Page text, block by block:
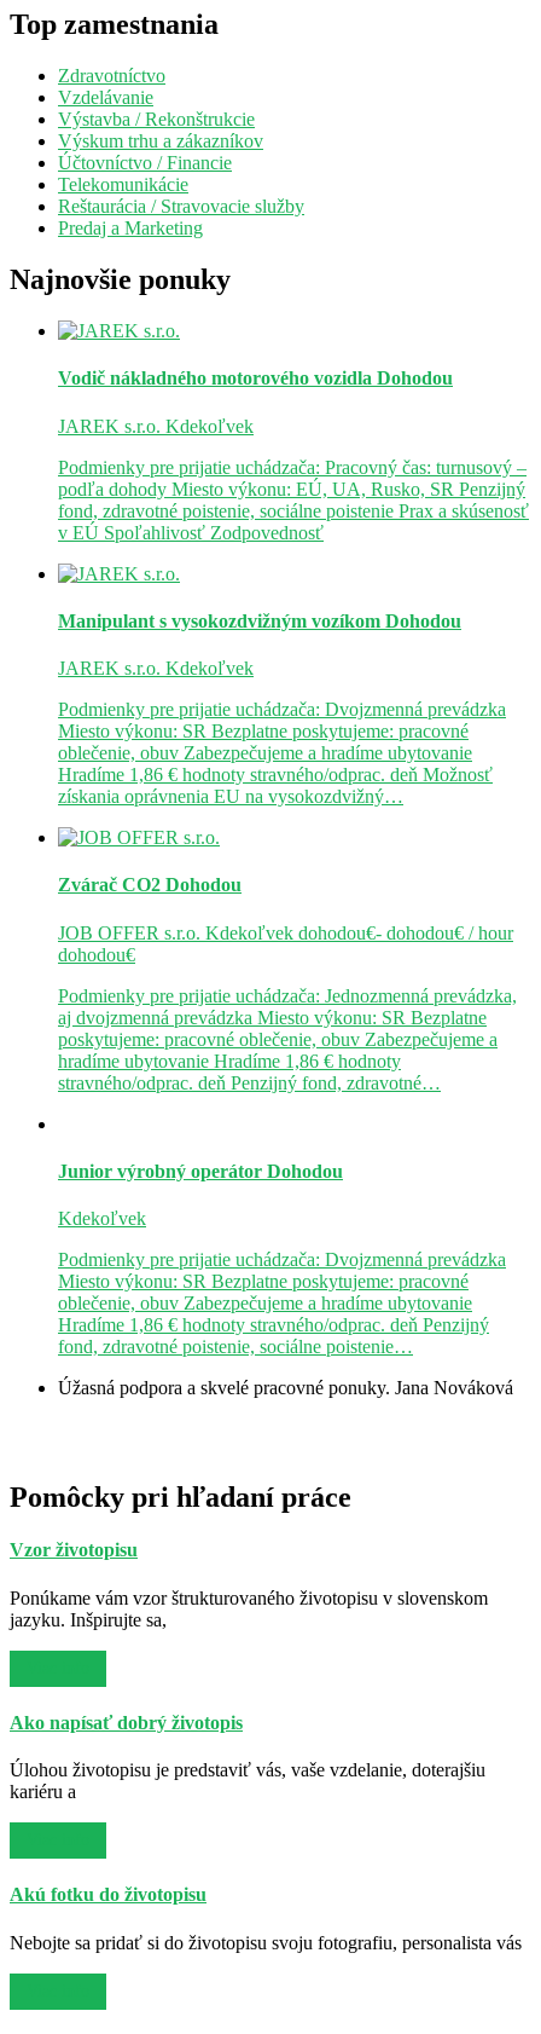
Top zamestnania
Zdravotníctvo
Vzdelávanie
Výstavba / Rekonštrukcie
Výskum trhu a zákazníkov
Účtovníctvo / Financie
Telekomunikácie
Reštaurácia / Stravovacie služby
Predaj a Marketing
Najnovšie ponuky
Vodič nákladného motorového vozidla Dohodou
JAREK s.r.o. Kdekoľvek
Podmienky pre prijatie uchádzača: Pracovný čas: turnusový –
podľa dohody Miesto výkonu: EÚ, UA, Rusko, SR Penzijný
fond, zdravotné poistenie, sociálne poistenie Prax a skúsenosť
v EÚ Spoľahlivosť Zodpovednosť
Manipulant s vysokozdvižným vozíkom Dohodou
JAREK s.r.o. Kdekoľvek
Podmienky pre prijatie uchádzača: Dvojzmenná prevádzka
Miesto výkonu: SR Bezplatne poskytujeme: pracovné
oblečenie, obuv Zabezpečujeme a hradíme ubytovanie
Hradíme 1,86 € hodnoty stravného/odprac. deň Možnosť
získania oprávnenia EU na vysokozdvižný…
Zvárač CO2 Dohodou
JOB OFFER s.r.o. Kdekoľvek dohodou€- dohodou€ / hour
dohodou€
Podmienky pre prijatie uchádzača: Jednozmenná prevádzka,
aj dvojzmenná prevádzka Miesto výkonu: SR Bezplatne
poskytujeme: pracovné oblečenie, obuv Zabezpečujeme a
hradíme ubytovanie Hradíme 1,86 € hodnoty
stravného/odprac. deň Penzijný fond, zdravotné…
Junior výrobný operátor Dohodou
Kdekoľvek
Podmienky pre prijatie uchádzača: Dvojzmenná prevádzka
Miesto výkonu: SR Bezplatne poskytujeme: pracovné
oblečenie, obuv Zabezpečujeme a hradíme ubytovanie
Hradíme 1,86 € hodnoty stravného/odprac. deň Penzijný
fond, zdravotné poistenie, sociálne poistenie…
Úžasná podpora a skvelé pracovné ponuky. Jana Nováková
Pomôcky pri hľadaní práce
Vzor životopisu
Ponúkame vám vzor štrukturovaného životopisu v slovenskom
jazyku. Inšpirujte sa,
Ako napísať dobrý životopis
Úlohou životopisu je predstaviť vás, vaše vzdelanie, doterajšiu
kariéru a
Akú fotku do životopisu
Nebojte sa pridať si do životopisu svoju fotografiu, personalista vás